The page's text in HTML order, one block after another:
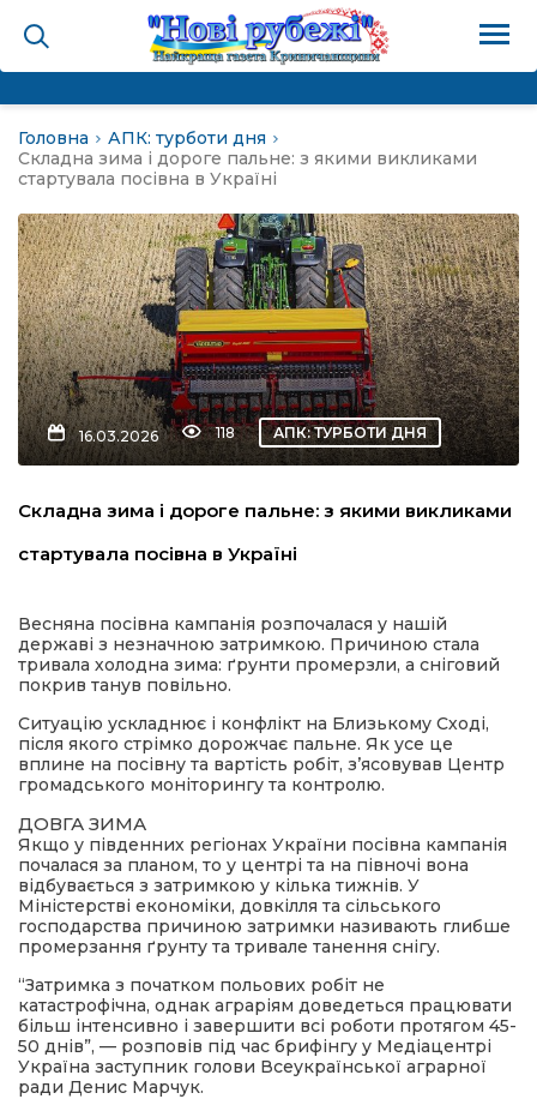
громада
не буває
Відповідаємо
Головна
АПК: турботи дня
Складна зима і дороге пальне: з якими викликами
стартувала посівна в Україні
16.03.2026 118 АПК: ТУРБОТИ ДНЯ
Складна зима і дороге пальне: з якими викликами
стартувала посівна в Україні
Весняна посівна кампанія розпочалася у нашій
державі з незначною затримкою. Причиною стала
тривала холодна зима: ґрунти промерзли, а сніговий
покрив танув повільно.
Ситуацію ускладнює і конфлікт на Близькому Сході,
після якого стрімко дорожчає пальне. Як усе це
вплине на посівну та вартість робіт, зʼясовував Центр
громадського моніторингу та контролю.
ДОВГА ЗИМА
Якщо у південних регіонах України посівна кампанія
почалася за планом, то у центрі та на півночі вона
відбувається з затримкою у кілька тижнів. У
Міністерстві економіки, довкілля та сільського
господарства причиною затримки називають глибше
промерзання ґрунту та тривале танення снігу.
“Затримка з початком польових робіт не
катастрофічна, однак аграріям доведеться працювати
більш інтенсивно і завершити всі роботи протягом 45-
50 днів”, — розповів під час брифінгу у Медіацентрі
Україна заступник голови Всеукраїнської аграрної
ради Денис Марчук.